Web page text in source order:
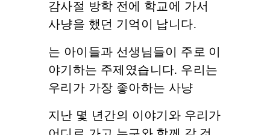
감사절 방학 전에 학교에 가서
사냥을 했던 기억이 납니다.
는 아이들과 선생님들이 주로 이
야기하는 주제였습니다. 우리는
우리가 가장 좋아하는 사냥
지난 몇 년간의 이야기와 우리가